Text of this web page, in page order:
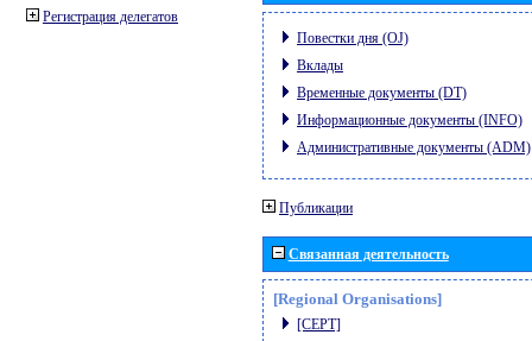
Регистрация делегатов
Повестки дня (OJ)
Вклады
Временные документы (DT)
Информационные документы (INFO)
Административные документы (ADM)
Публикации
Связанная деятельность
[Regional Organisations]
[CEPT]